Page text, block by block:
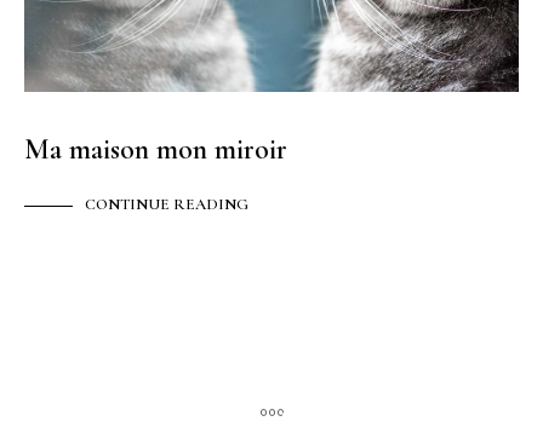
Ma maison mon miroir
CONTINUE READING